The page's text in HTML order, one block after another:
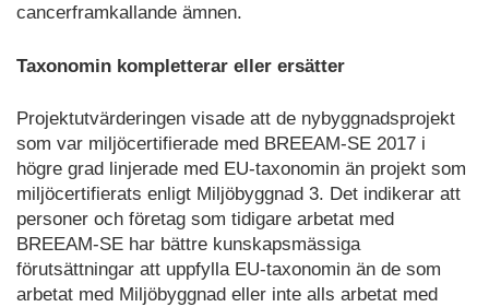
cancerframkallande ämnen.
Taxonomin kompletterar eller ersätter
Projektutvärderingen visade att de nybyggnadsprojekt
som var miljöcertifierade med BREEAM-SE 2017 i
högre grad linjerade med EU-taxonomin än projekt som
miljöcertifierats enligt Miljöbyggnad 3. Det indikerar att
personer och företag som tidigare arbetat med
BREEAM-SE har bättre kunskapsmässiga
förutsättningar att uppfylla EU-taxonomin än de som
arbetat med Miljöbyggnad eller inte alls arbetat med